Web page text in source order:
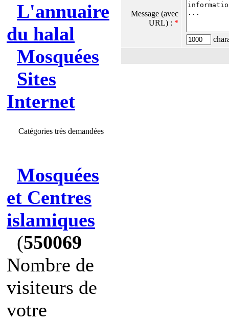
L'annuaire
du halal
Mosquées
Sites
Internet
Catégories très demandées
Mosquées
et Centres
islamiques
(550069
Nombre de
visiteurs de
votre
Message (avec
URL) : *